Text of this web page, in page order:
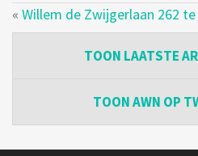
« Willem de Zwijgerlaan 262
TOON LAATSTE
TOONAWN OP